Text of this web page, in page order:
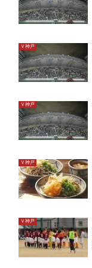
Ｖ神戸
Ｖ神戸
Ｖ神戸
Ｖ神戸